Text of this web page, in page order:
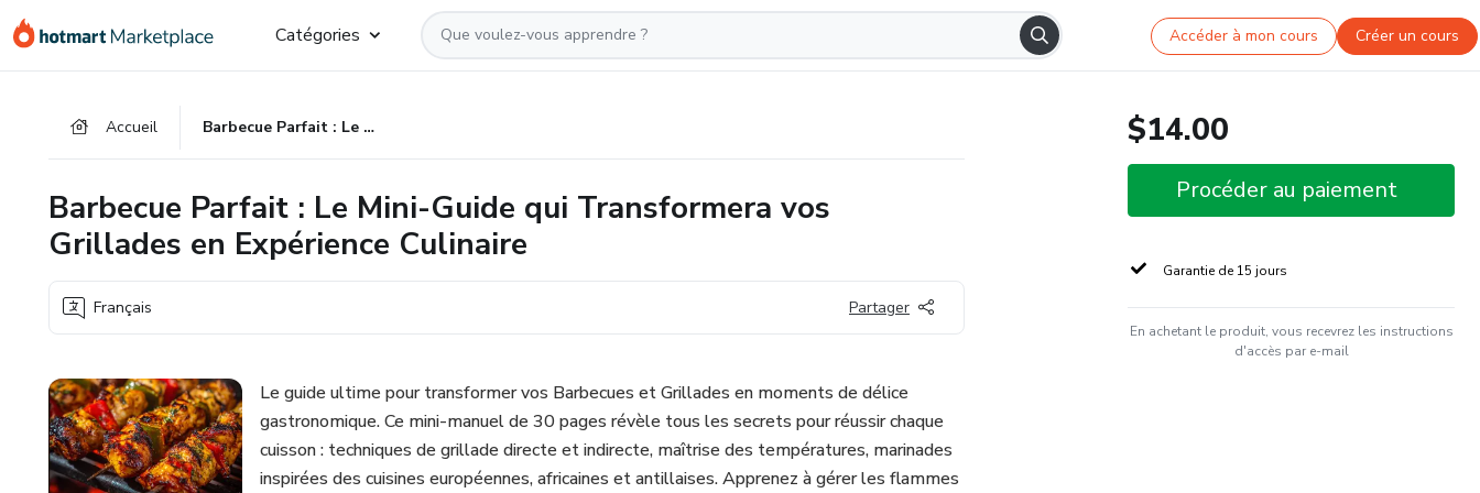
Aller
vers
Procéder
Aller
vers
Catégories Accéder à mon cours Créer un cours
Accueil Barbecue Parfait : Le Mini-Guide qui Transformera vos Grillades en Expérience Culinaire
Barbecue Parfait : Le Mini-Guide qui Transformera vos
Grillades en Expérience Culinaire
Français Partager
Le guide ultime pour transformer vos Barbecues et Grillades en moments de délice
gastronomique. Ce mini-manuel de 30 pages révèle tous les secrets pour réussir chaque
cuisson : techniques de grillade directe et indirecte, maîtrise des températures, marinades
inspirées des cuisines européennes, africaines et antillaises. Apprenez à gérer les flammes
$14.00
Procéder au paiement
Garantie de 15 jours
En achetant le produit, vous recevrez les instructions
d'accès par e-mail